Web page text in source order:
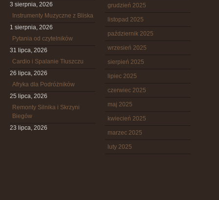
3 sierpnia, 2026
Instrumenty Muzyczne z Bliska
1 sierpnia, 2026
Pytania od czytelników
31 lipca, 2026
Cardio i Spalanie Tłuszczu
26 lipca, 2026
Afryka dla Podróżników
25 lipca, 2026
Remonty Silnika i Skrzyni
Biegów
23 lipca, 2026
grudzień 2025
listopad 2025
październik 2025
wrzesień 2025
sierpień 2025
lipiec 2025
czerwiec 2025
maj 2025
kwiecień 2025
marzec 2025
luty 2025